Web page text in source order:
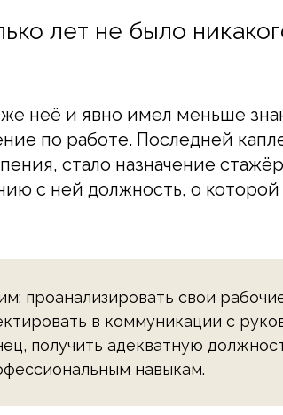
лет не было
неё и явно имел меньше
по работе. Последней
стало назначение
с ней должность, о которой
проанализировать свои
в коммуникации с
получить адекватную
навыкам.